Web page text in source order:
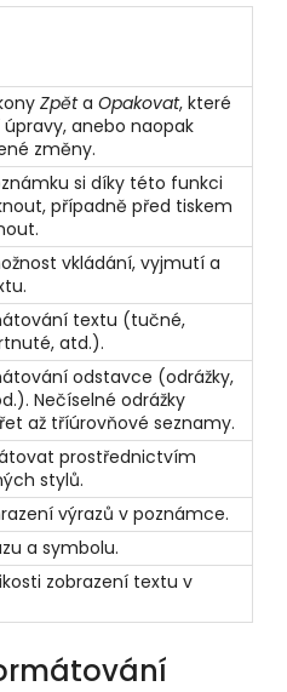
ZpětaOpakovat, které
anebo naopak
změny.
si díky této funkci
případně před tiskem
vkládání, vyjmutí a
textu (tučné,
atd.).
odstavce (odrážky,
Nečíselné odrážky
až tříúrovňové seznamy.
prostřednictvím
stylů.
výrazů v poznámce.
a symbolu.
zobrazení textu v